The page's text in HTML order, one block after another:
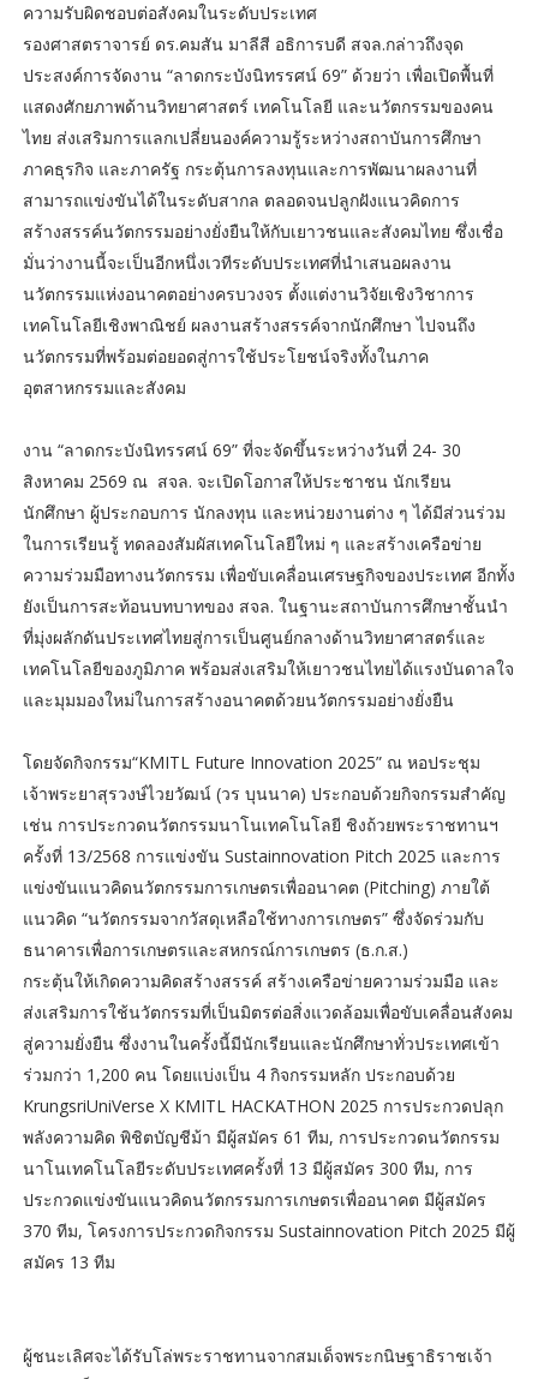
ความรับผิดชอบต่อสังคมในระดับประเทศ
รองศาสตราจารย์ ดร.คมสัน มาลีสี อธิการบดี สจล.กล่าวถึงจุด
ประสงค์การจัดงาน “ลาดกระบังนิทรรศน์ 69” ด้วยว่า เพื่อเปิดพื้นที่
แสดงศักยภาพด้านวิทยาศาสตร์ เทคโนโลยี และนวัตกรรมของคน
ไทย ส่งเสริมการแลกเปลี่ยนองค์ความรู้ระหว่างสถาบันการศึกษา
ภาคธุรกิจ และภาครัฐ กระตุ้นการลงทุนและการพัฒนาผลงานที่
สามารถแข่งขันได้ในระดับสากล ตลอดจนปลูกฝังแนวคิดการ
สร้างสรรค์นวัตกรรมอย่างยั่งยืนให้กับเยาวชนและสังคมไทย ซึ่งเชื่อ
มั่นว่างานนี้จะเป็นอีกหนึ่งเวทีระดับประเทศที่นำเสนอผลงาน
นวัตกรรมแห่งอนาคตอย่างครบวงจร ตั้งแต่งานวิจัยเชิงวิชาการ
เทคโนโลยีเชิงพาณิชย์ ผลงานสร้างสรรค์จากนักศึกษา ไปจนถึง
นวัตกรรมที่พร้อมต่อยอดสู่การใช้ประโยชน์จริงทั้งในภาค
อุตสาหกรรมและสังคม
งาน “ลาดกระบังนิทรรศน์ 69” ที่จะจัดขึ้นระหว่างวันที่ 24- 30
สิงหาคม 2569 ณ สจล. จะเปิดโอกาสให้ประชาชน นักเรียน
นักศึกษา ผู้ประกอบการ นักลงทุน และหน่วยงานต่าง ๆ ได้มีส่วนร่วม
ในการเรียนรู้ ทดลองสัมผัสเทคโนโลยีใหม่ ๆ และสร้างเครือข่าย
ความร่วมมือทางนวัตกรรม เพื่อขับเคลื่อนเศรษฐกิจของประเทศ อีกทั้ง
ยังเป็นการสะท้อนบทบาทของ สจล. ในฐานะสถาบันการศึกษาชั้นนำ
ที่มุ่งผลักดันประเทศไทยสู่การเป็นศูนย์กลางด้านวิทยาศาสตร์และ
เทคโนโลยีของภูมิภาค พร้อมส่งเสริมให้เยาวชนไทยได้แรงบันดาลใจ
และมุมมองใหม่ในการสร้างอนาคตด้วยนวัตกรรมอย่างยั่งยืน
โดยจัดกิจกรรม“KMITL Future Innovation 2025” ณ หอประชุม
เจ้าพระยาสุรวงษ์ไวยวัฒน์ (วร บุนนาค) ประกอบด้วยกิจกรรมสำคัญ
เช่น การประกวดนวัตกรรมนาโนเทคโนโลยี ชิงถ้วยพระราชทานฯ
ครั้งที่ 13/2568 การแข่งขัน Sustainnovation Pitch 2025 และการ
แข่งขันแนวคิดนวัตกรรมการเกษตรเพื่ออนาคต (Pitching) ภายใต้
แนวคิด “นวัตกรรมจากวัสดุเหลือใช้ทางการเกษตร” ซึ่งจัดร่วมกับ
ธนาคารเพื่อการเกษตรและสหกรณ์การเกษตร (ธ.ก.ส.)
กระตุ้นให้เกิดความคิดสร้างสรรค์ สร้างเครือข่ายความร่วมมือ และ
ส่งเสริมการใช้นวัตกรรมที่เป็นมิตรต่อสิ่งแวดล้อมเพื่อขับเคลื่อนสังคม
สู่ความยั่งยืน ซึ่งงานในครั้งนี้มีนักเรียนและนักศึกษาทั่วประเทศเข้า
ร่วมกว่า 1,200 คน โดยแบ่งเป็น 4 กิจกรรมหลัก ประกอบด้วย
KrungsriUniVerse X KMITL HACKATHON 2025 การประกวดปลุก
พลังความคิด พิชิตบัญชีม้า มีผู้สมัคร 61 ทีม, การประกวดนวัตกรรม
นาโนเทคโนโลยีระดับประเทศครั้งที่ 13 มีผู้สมัคร 300 ทีม, การ
ประกวดแข่งขันแนวคิดนวัตกรรมการเกษตรเพื่ออนาคต มีผู้สมัคร
370 ทีม, โครงการประกวดกิจกรรม Sustainnovation Pitch 2025 มีผู้
สมัคร 13 ทีม
ผู้ชนะเลิศจะได้รับโล่พระราชทานจากสมเด็จพระกนิษฐาธิราชเจ้า